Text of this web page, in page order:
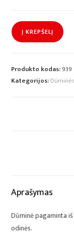
Į KREPŠELĮ
Produkto kodas:939
Kategorijos:
Aprašymas
Dūminė pagaminta
odinės.